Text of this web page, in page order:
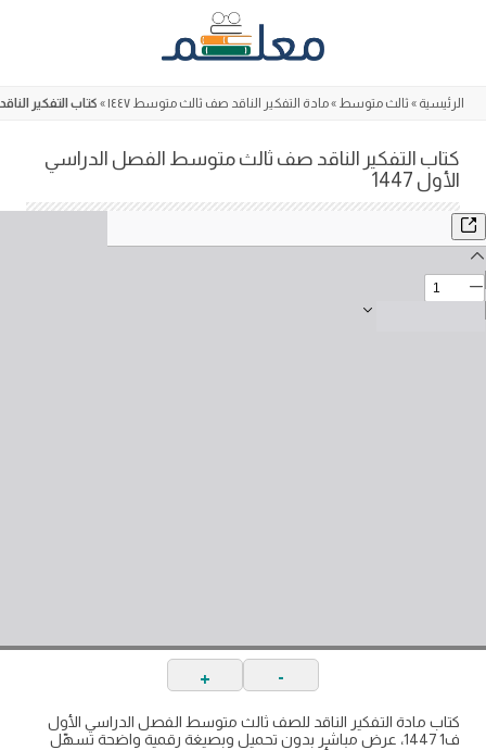
الرئيسية » ثالث متوسط »مادة التفكير الناقد صف ثالث متوسط ١٤٤٧ » كتاب التفكير
كتاب التفكير الناقد صف ثالث متوسط الفصل الدراسي
الأول 1447
-
+
كتاب مادة التفكير الناقد للصف ثالث متوسط الفصل الدراسي الأول
ف1 1447، عرض مباشر بدون تحميل وبصيغة رقمية واضحة تسهّل